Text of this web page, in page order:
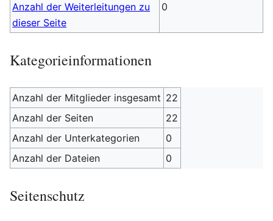
Anzahl der Weiterleitungen zu
dieser Seite
0
Kategorieinformationen
Anzahl der Mitglieder insgesamt 22
Anzahl der Seiten
22
Anzahl der Unterkategorien
0
Anzahl der Dateien
0
Seitenschutz